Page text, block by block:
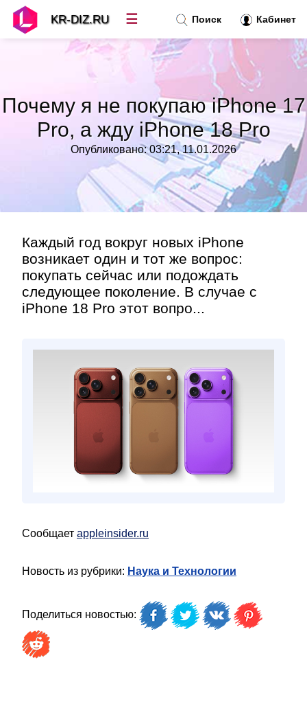
Почему я не покупаю iPhone 17
Pro, а жду iPhone 18 Pro
Опубликовано: 03:21, 11.01.2026
Каждый год вокруг новых iPhone
возникает один и тот же вопрос:
покупать сейчас или подождать
следующее поколение. В случае с
iPhone 18 Pro этот вопро...
Сообщает appleinsider.ru
Новость из рубрики: Наука и Технологии
Поделиться новостью:
Поиск Кабинет
KR-DIZ.RU ☰
Топ новостей »
»
»
Контакт»